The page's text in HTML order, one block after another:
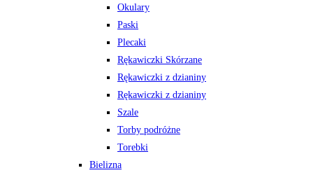
Okulary
Paski
Plecaki
Rękawiczki Skórzane
Rękawiczki z dzianiny
Rękawiczki z dzianiny
Szale
Torby podróżne
Torebki
Bielizna